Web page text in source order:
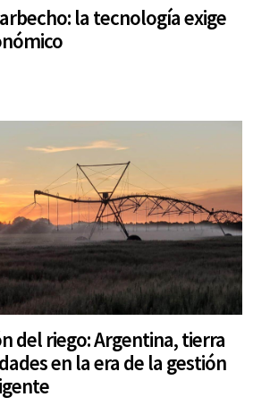
la tecnología exige
del riego: Argentina, tierra
en la era de la gestión